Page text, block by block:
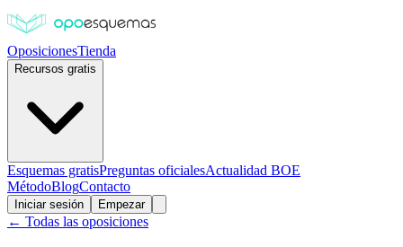
OposicionesTienda
Recursos gratis
Esquemas gratisPreguntas oficialesActualidad BOE
MétodoBlogContacto
Iniciar sesión Empezar
← Todas las oposiciones